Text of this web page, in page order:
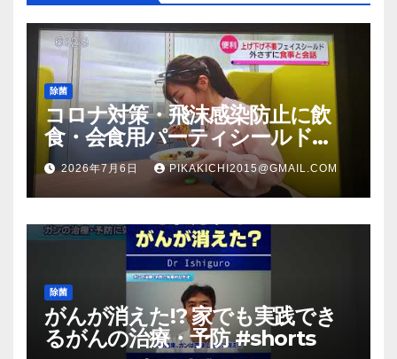
除菌
コロナ対策・飛沫感染防止に飲
食・会食用パーティシールド
（マスク会食代替品）ＦＢＣ福井
放送のＴＶ番組での紹介映像
2026年7月6日 PIKAKICHI2015@GMAIL.COM
除菌
がんが消えた!? 家でも実践でき
るがんの治療・予防 #shorts